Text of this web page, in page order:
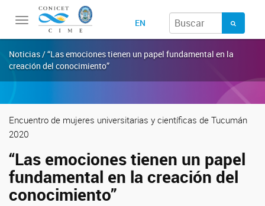
Toggle
navigation
EN
Noticias / “Las emociones tienen un papel fundamental en la
creación del conocimiento”
Encuentro de mujeres universitarias y científicas de Tucumán
2020
“Las emociones tienen un papel
fundamental en la creación del
conocimiento”